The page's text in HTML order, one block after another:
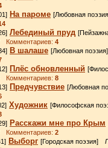
На пароме [Любовная
Лебединый пруд
Комментариев: 4
В шалаше [Любовная
Плёс обновленный
Комментариев: 8
Предчувствие [Любовная
Художник [Философская
Расскажи мне про Крым
Комментариев: 2
Выборг [Городская поэзия]